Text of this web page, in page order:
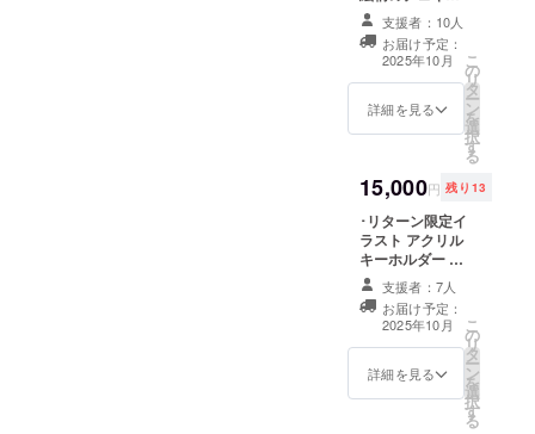
信や動画にて概
要欄にお名前の
掲載〉 ※備考欄
に掲載するお名
いします ※企業
様の場合は企業
の掲載となりま
す ※掲載不要の
場合は備考欄は
空欄のままでお
願いします
枚セット ︎︎⟡チェ
キサイズ
(54mm×86mm)
･クラウドファン
ディング終了後
支援者としての
〈5月中~VTuber
としての活動が
続く限り〉 ︎︎⟡掲
載方法
〈YouTubeコ
ミュニティまた
SNSへお名前を
画像数枚にまと
めて投稿、クラ
ング終了後の配
信や動画にて概
支援者：10人
お届け予定：
2025年10月
詳細を見る
こ
の
リ
タ
ー
ン
を
選
択
す
る
15,000円 残り13
･リターン限定イ
ラスト アクリル
キーホルダー ︎︎⟡
サイズ
70mm×70mm以
内を予定してい
ます ･リターン
限定イラスト ア
クリルスタンド
支援者：7人
お届け予定：
2025年10月
詳細を見る
こ
の
リ
タ
ー
ン
を
選
択
す
る